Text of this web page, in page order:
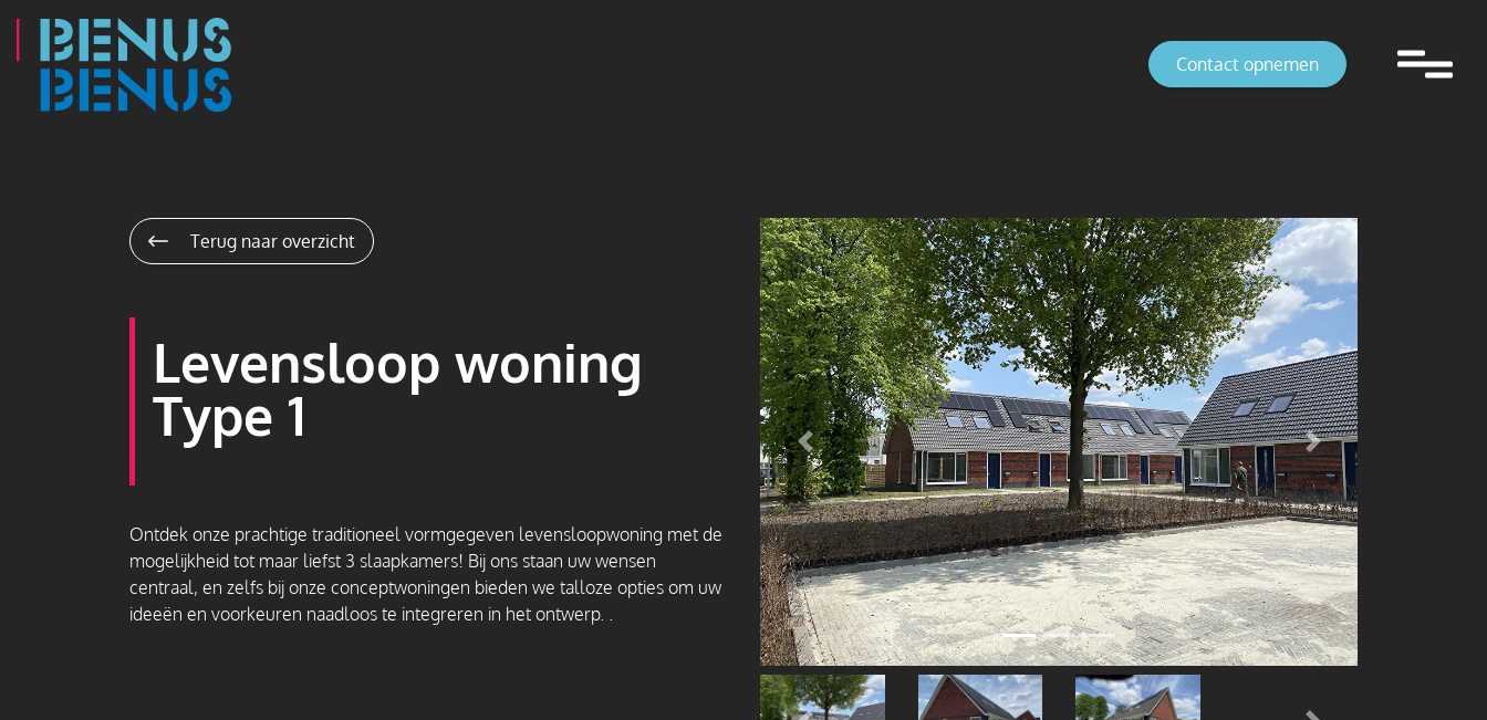
overslaan
Contact opnemen
Terug naar overzicht
Levensloop woning
Type 1
Ontdek onze prachtige traditioneel vormgegeven levensloopwoning met de
mogelijkheid tot maar liefst 3 slaapkamers! Bij ons staan uw wensen
centraal, en zelfs bij onze conceptwoningen bieden we talloze opties om uw
ideeën en voorkeuren naadloos te integreren in het ontwerp.
Vorige Volgende